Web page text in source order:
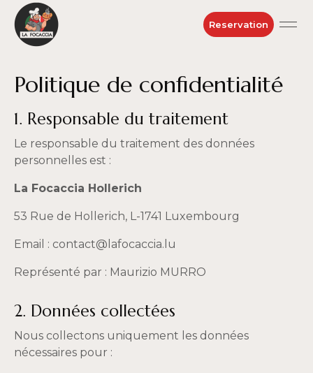
Reservation
Politique de confidentialité
1. Responsable du traitement
Le responsable du traitement des données
personnelles est :
La Focaccia Hollerich
53 Rue de Hollerich, L-1741 Luxembourg
Email : contact@lafocaccia.lu
Représenté par : Maurizio MURRO
2. Données collectées
Nous collectons uniquement les données
nécessaires pour :